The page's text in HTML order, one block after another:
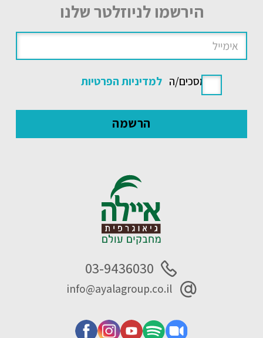
הירשמו לניוזלטר שלנו
אני מסכים/ה למדיניות הפרטיות
03-9436030
info@ayalagroup.co.il